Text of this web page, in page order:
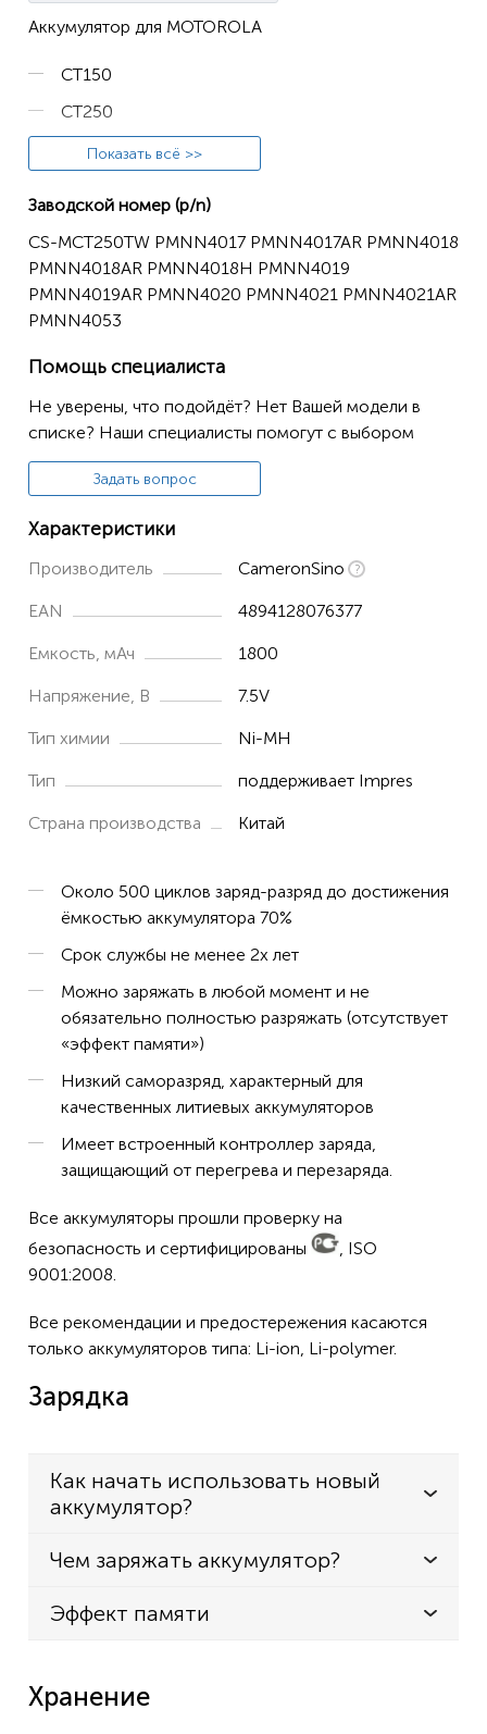
Аккумулятор для MOTOROLA
CT150
CT250
CT450
MTX8250
P040
P080
P88s
PRO3150
Показать всё >>
Заводской номер (p/n)
CS-MCT250TW PMNN4017 PMNN4017AR PMNN4018
PMNN4018AR PMNN4018H PMNN4019
PMNN4019AR PMNN4020 PMNN4021 PMNN4021AR
PMNN4053
Помощь специалиста
Не уверены, что подойдёт? Нет Вашей модели в
списке? Наши специалисты помогут с выбором
Задать вопрос
Характеристики
Производитель CameronSino
EAN 4894128076377
Емкость, мАч 1800
Напряжение, В 7.5V
Тип химии Ni-MH
Тип поддерживает Impres
Страна производства Китай
Около 500 циклов заряд-разряд до достижения
ёмкостью аккумулятора 70%
Срок службы не менее 2х лет
Можно заряжать в любой момент и не
обязательно полностью разряжать (отсутствует
«эффект памяти»)
Низкий саморазряд, характерный для
качественных литиевых аккумуляторов
Имеет встроенный контроллер заряда,
защищающий от перегрева и перезаряда.
Все аккумуляторы прошли проверку на
безопасность и сертифицированы
, ISO
9001:2008.
Все рекомендации и предостережения касаются
только аккумуляторов типа: Li-ion, Li-polymer.
Зарядка
Как начать использовать новый
аккумулятор?
Чем заряжать аккумулятор?
Эффект памяти
Хранение